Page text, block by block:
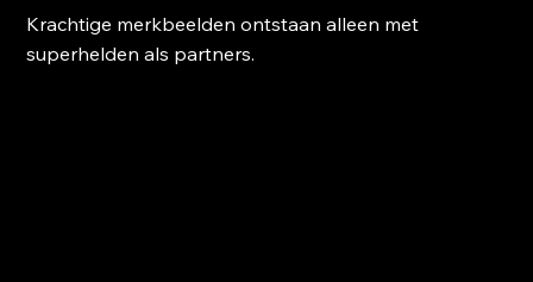
Krachtige merkbeelden ontstaan alleen met
superhelden als partners.